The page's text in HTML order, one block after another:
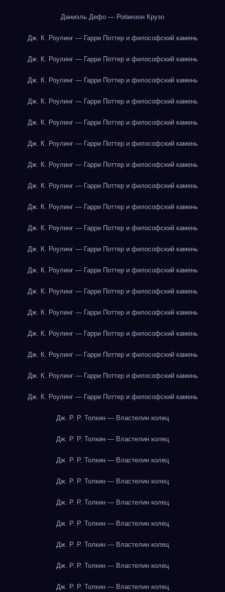
Даниэль Дефо — Робинзон Крузо
Дж. К. Роулинг — Гарри Поттер и философский камень
Дж. К. Роулинг — Гарри Поттер и философский камень
Дж. К. Роулинг — Гарри Поттер и философский камень
Дж. К. Роулинг — Гарри Поттер и философский камень
Дж. К. Роулинг — Гарри Поттер и философский камень
Дж. К. Роулинг — Гарри Поттер и философский камень
Дж. К. Роулинг — Гарри Поттер и философский камень
Дж. К. Роулинг — Гарри Поттер и философский камень
Дж. К. Роулинг — Гарри Поттер и философский камень
Дж. К. Роулинг — Гарри Поттер и философский камень
Дж. К. Роулинг — Гарри Поттер и философский камень
Дж. К. Роулинг — Гарри Поттер и философский камень
Дж. К. Роулинг — Гарри Поттер и философский камень
Дж. К. Роулинг — Гарри Поттер и философский камень
Дж. К. Роулинг — Гарри Поттер и философский камень
Дж. К. Роулинг — Гарри Поттер и философский камень
Дж. К. Роулинг — Гарри Поттер и философский камень
Дж. К. Роулинг — Гарри Поттер и философский камень
Дж. Р. Р. Толкин — Властелин колец
Дж. Р. Р. Толкин — Властелин колец
Дж. Р. Р. Толкин — Властелин колец
Дж. Р. Р. Толкин — Властелин колец
Дж. Р. Р. Толкин — Властелин колец
Дж. Р. Р. Толкин — Властелин колец
Дж. Р. Р. Толкин — Властелин колец
Дж. Р. Р. Толкин — Властелин колец
Дж. Р. Р. Толкин — Властелин колец